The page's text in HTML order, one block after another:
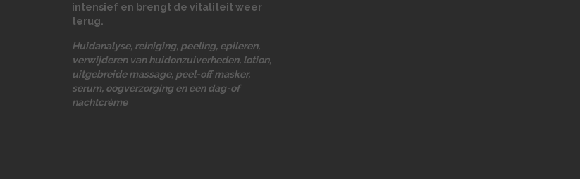
intensief en brengt de vitaliteit weer
terug.
Huidanalyse, reiniging, peeling, epileren,
verwijderen van huidonzuiverheden, lotion,
uitgebreide massage, peel-off masker,
serum, oogverzorging en een dag-of
nachtcrème